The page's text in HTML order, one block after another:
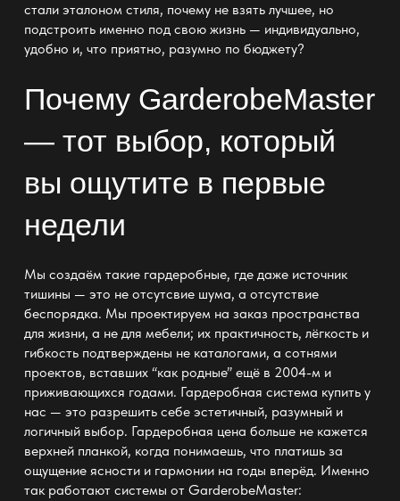
стали эталоном стиля, почему не взять лучшее, но
подстроить именно под свою жизнь — индивидуально,
удобно и, что приятно, разумно по бюджету?
Почему GarderobeMaster
— тот выбор, который
вы ощутите в первые
недели
Мы создаём такие гардеробные, где даже источник
тишины — это не отсутсвие шума, а отсутствие
беспорядка. Мы проектируем на заказ пространства
для жизни, а не для мебели; их практичность, лёгкость и
гибкость подтверждены не каталогами, а сотнями
проектов, вставших “как родные” ещё в 2004-м и
приживающихся годами. Гардеробная система купить у
нас — это разрешить себе эстетичный, разумный и
логичный выбор. Гардеробная цена больше не кажется
верхней планкой, когда понимаешь, что платишь за
ощущение ясности и гармонии на годы вперёд. Именно
так работают системы от GarderobeMaster: